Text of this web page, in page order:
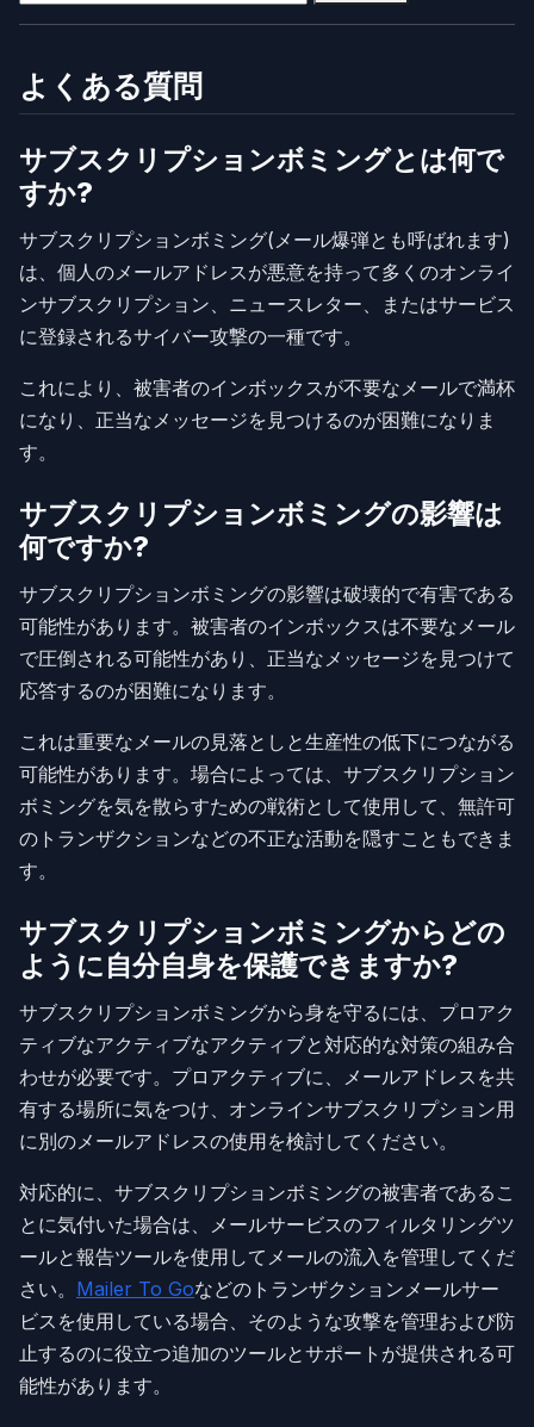
よくある質問
サブスクリプションボミングとは何で
すか?
サブスクリプションボミング(メール爆弾とも呼ばれます)
は、個人のメールアドレスが悪意を持って多くのオンライ
ンサブスクリプション、ニュースレター、またはサービス
に登録されるサイバー攻撃の一種です。
これにより、被害者のインボックスが不要なメールで満杯
になり、正当なメッセージを見つけるのが困難になりま
す。
サブスクリプションボミングの影響は
何ですか?
サブスクリプションボミングの影響は破壊的で有害である
可能性があります。被害者のインボックスは不要なメール
で圧倒される可能性があり、正当なメッセージを見つけて
応答するのが困難になります。
これは重要なメールの見落としと生産性の低下につながる
可能性があります。場合によっては、サブスクリプション
ボミングを気を散らすための戦術として使用して、無許可
のトランザクションなどの不正な活動を隠すこともできま
す。
サブスクリプションボミングからどの
ように自分自身を保護できますか?
サブスクリプションボミングから身を守るには、プロアク
ティブなアクティブなアクティブと対応的な対策の組み合
わせが必要です。プロアクティブに、メールアドレスを共
有する場所に気をつけ、オンラインサブスクリプション用
に別のメールアドレスの使用を検討してください。
対応的に、サブスクリプションボミングの被害者であるこ
とに気付いた場合は、メールサービスのフィルタリングツ
ールと報告ツールを使用してメールの流入を管理してくだ
さい。 Mailer To Goなどのトランザクションメールサー
ビスを使用している場合、そのような攻撃を管理および防
止するのに役立つ追加のツールとサポートが提供される可
能性があります。